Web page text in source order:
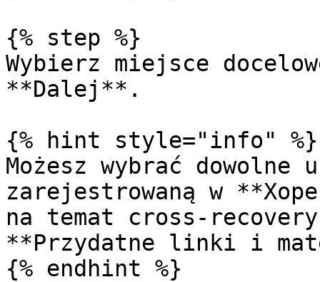
{% step %}
Wybierz miejsce
**Dalej**.
{% hint style="info" %}
Możesz wybrać
zarejestrowaną w
na temat cross-
**Przydatne linki i
{% endhint %}